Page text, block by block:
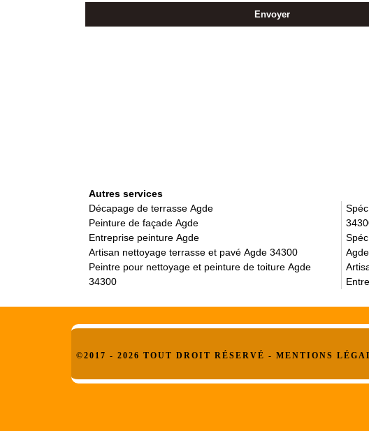
Autres services
Décapage de terrasse Agde
Peinture de façade Agde
Entreprise peinture Agde
Artisan nettoyage terrasse et pavé Agde 34300
Peintre pour nettoyage et peinture de toiture Agde
34300
©2017 - 2026 TOUT DROIT RÉSERVÉ - MENTIONS